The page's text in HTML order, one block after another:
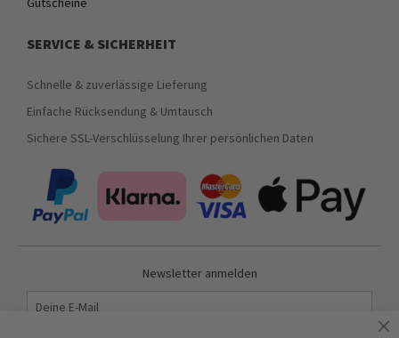
SERVICE & SICHERHEIT
Schnelle & zuverlässige Lieferung
Einfache Rücksendung & Umtausch
Sichere SSL-Verschlüsselung Ihrer persönlichen Daten
Newsletter anmelden